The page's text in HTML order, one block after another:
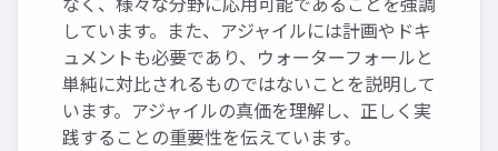
しています。また、アジャイルには計画やドキ
ュメントも必要であり、ウォーターフォールと
単純に対比されるものではないことを説明して
います。アジャイルの真価を理解し、正しく実
践することの重要性を伝えています。